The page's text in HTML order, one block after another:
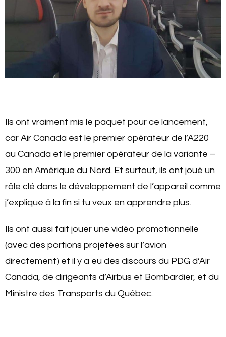
Ils ont vraiment mis le paquet pour ce lancement,
car Air Canada est le premier opérateur de l’A220
au Canada et le premier opérateur de la variante –
300 en Amérique du Nord. Et surtout, ils ont joué un
rôle clé dans le développement de l’appareil comme
j’explique à la fin si tu veux en apprendre plus.
Ils ont aussi fait jouer une vidéo promotionnelle
(avec des portions projetées sur l’avion
directement) et il y a eu des discours du PDG d’Air
Canada, de dirigeants d’Airbus et Bombardier, et du
Ministre des Transports du Québec.